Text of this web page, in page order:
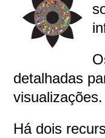
detalhadas
visualizações.
Há dois